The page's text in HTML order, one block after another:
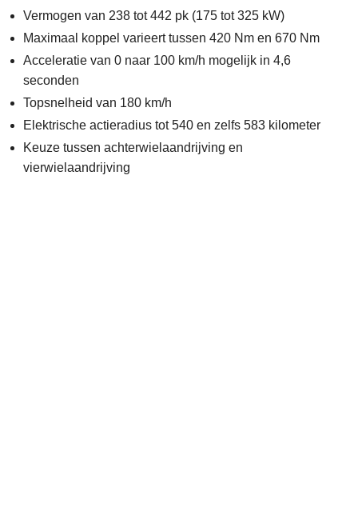
Vermogen van 238 tot 442 pk (175 tot 325 kW)
Maximaal koppel varieert tussen 420 Nm en 670 Nm
Acceleratie van 0 naar 100 km/h mogelijk in 4,6
seconden
Topsnelheid van 180 km/h
Elektrische actieradius tot 540 en zelfs 583 kilometer
Keuze tussen achterwielaandrijving en
vierwielaandrijving